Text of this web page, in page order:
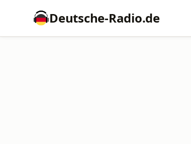
Deutsche-Radio.de